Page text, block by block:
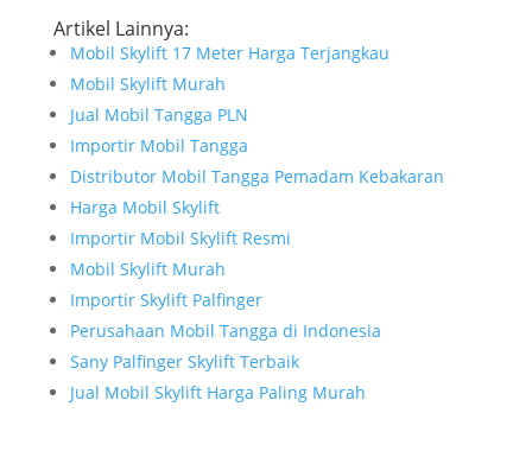
Artikel Lainnya:
Mobil Skylift 17 Meter Harga Terjangkau
Mobil Skylift Murah
Jual Mobil Tangga PLN
Importir Mobil Tangga
Distributor Mobil Tangga Pemadam Kebakaran
Harga Mobil Skylift
Importir Mobil Skylift Resmi
Mobil Skylift Murah
Importir Skylift Palfinger
Perusahaan Mobil Tangga di Indonesia
Sany Palfinger Skylift Terbaik
Jual Mobil Skylift Harga Paling Murah